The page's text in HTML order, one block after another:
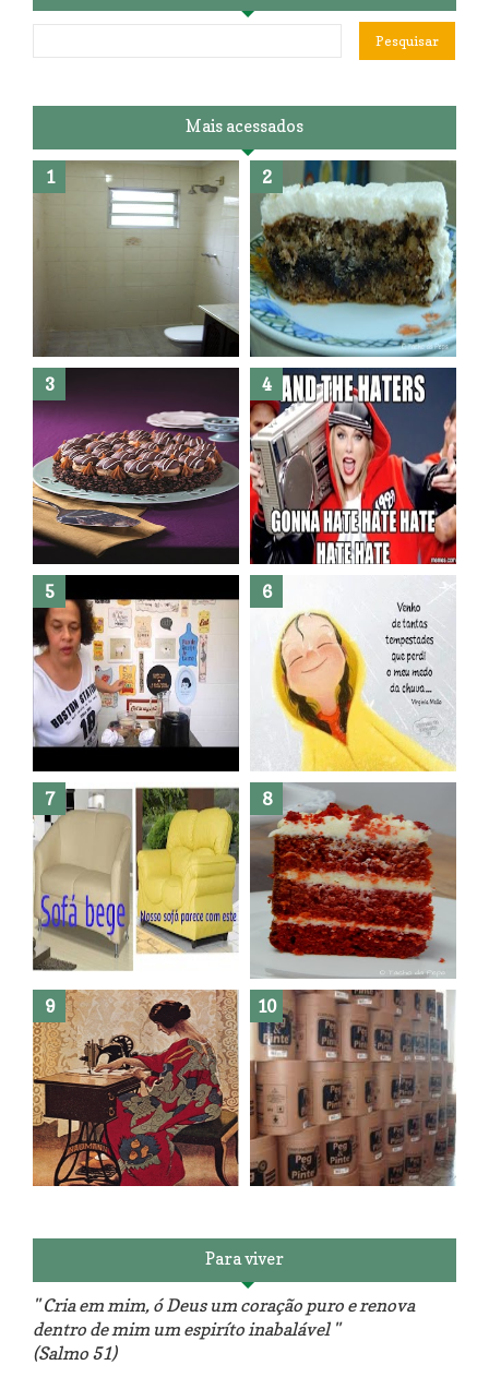
Mais acessados
Banheiro novo por menos de
R$300,00 ?? E sem quebra
quebra ??( Editado)
Posso congelar bolo ??
Dez bolos pra fazer antes de
morrer !
Haters, como surgiram?
O medo que habita em nós.
Reforma do sofá, agora é em
patchwork!
The Red Velvet !!! O Perfeito
Para viver
" Cria em mim, ó Deus um coração puro e renova
dentro de mim um espiríto inabalável "
(Salmo 51)